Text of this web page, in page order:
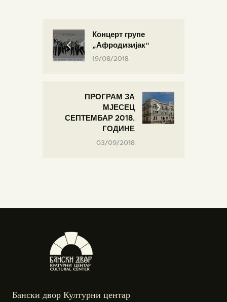
Концерт групе
„Афродизијак“
19/08/2018
ПРОГРАМ ЗА
МЈЕСЕЦ
СЕПТЕМБАР 2018.
ГОДИНЕ
03/09/2018
Бански двор Културни центар